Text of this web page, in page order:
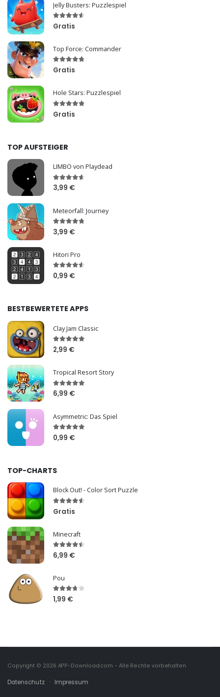
Jelly Busters: Puzzlespiel
Gratis
Top Force: Commander
Gratis
Hole Stars: Puzzlespiel
Gratis
TOP AUFSTEIGER
LIMBO von Playdead
3,99 €
Meteorfall: Journey
3,99 €
Hitori Pro
0,99 €
BESTBEWERTETE APPS
Clay Jam Classic
2,99 €
Tropical Resort Story
6,99 €
Asymmetric: Das Spiel
0,99 €
TOP-CHARTS
Block Out! - Color Sort Puzzle
Gratis
Minecraft
6,99 €
Pou
1,99 €
Copyright © 2026 APP-Download.com - Alle Rechte vorbehalten
Datenschutz · Impressum